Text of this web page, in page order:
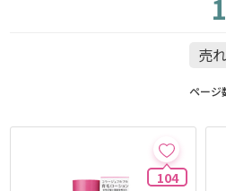
ページ
104